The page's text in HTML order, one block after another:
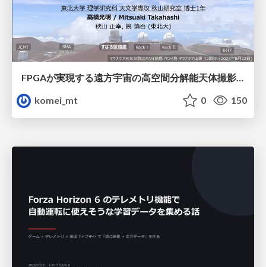
FPGAが実現する遠方宇宙の高空間分解能天体撮影 -大型地上望遠鏡の視力を補正する「補償光学」とは？-
komei_mt
0 150